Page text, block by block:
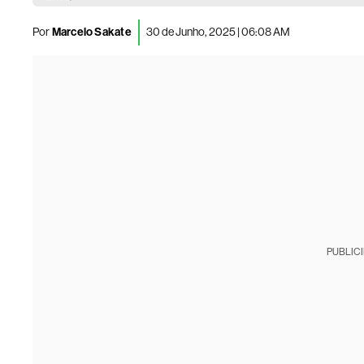
PorMarcelo Sakate 30 de Junho, 2025 | 06:08 AM